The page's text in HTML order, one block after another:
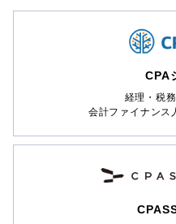
CPA
経理・税
会計ファイナンス